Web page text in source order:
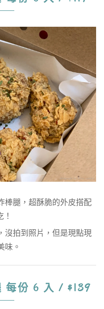
棒腿，超酥脆的外皮搭配
沒拍到照片，但是現點現
味。
每份 6 入 / $139